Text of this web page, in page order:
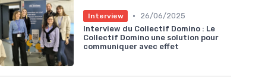
Interview •
26/06/2025
Interview du Collectif Domino : Le
Collectif Domino une solution pour
communiquer avec effet